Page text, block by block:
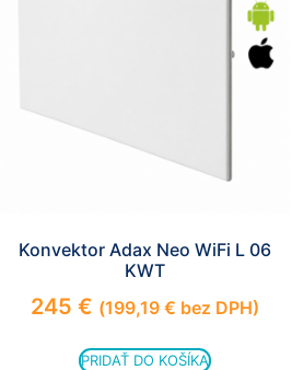
Konvektor Adax Neo WiFi L 06
KWT
245 € (199,19 € bez DPH)
PRIDAŤ DO KOŠÍKA